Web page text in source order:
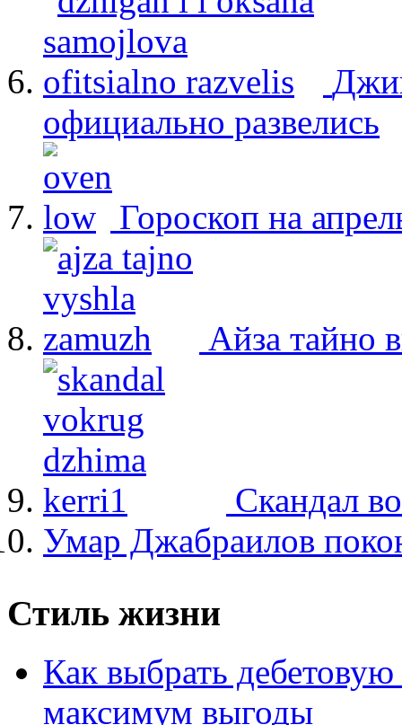
официально развелись
Гороскоп на
Айза тайно
Скандал
Умар Джабраилов
Стиль жизни
Как выбрать дебетовую
максимум выгоды